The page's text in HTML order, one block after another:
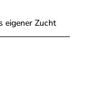
eigener Zucht